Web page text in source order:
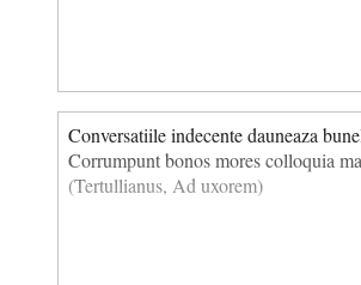
Conversatiile indecente dauneaza
Corrumpunt bonos mores colloquia
(Tertullianus, Ad uxorem)